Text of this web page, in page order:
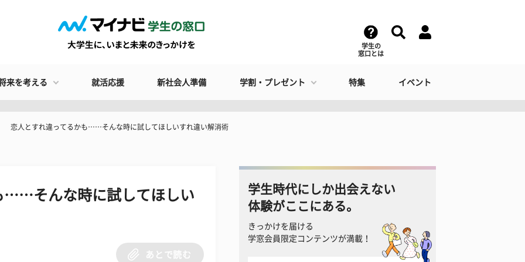
学生の
窓口とは
来を考える 就活応援 新社会人準備 学割・プレゼント 特集 イベント
恋人とすれ違ってるかも……そんな時に試してほしいすれ違い解消術
……そんな時に試してほしい
あとで読む
学生時代にしか出会えない
体験がここにある。
きっかけを届ける
学窓会員限定コンテンツが満載！